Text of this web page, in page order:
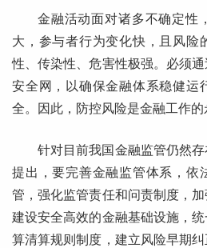
金融活动面对诸多不确定性
大，参与者行为变化快，且风险
性、传染性、危害性极强。必须
安全网，以确保金融体系稳健运
全。因此，防控风险是金融工作的
针对目前我国金融监管仍然存
提出，要完善金融监管体系，依
管，强化监管责任和问责制度，加
建设安全高效的金融基础设施，
算清算规则制度，建立风险早期